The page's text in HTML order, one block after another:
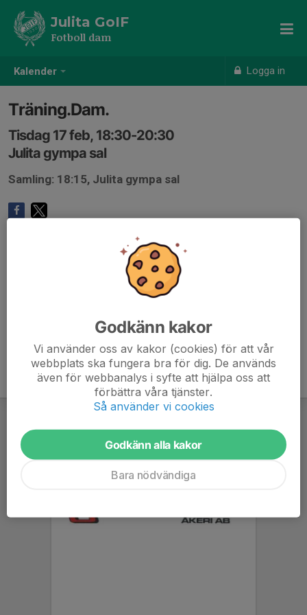
Kalender Logga in
Julita GoIF
Fotboll dam
Träning.Dam.
Tisdag 17 feb, 18:30-20:30
Julita gympa sal
Samling: 18:15, Julita gympa sal
Godkänn kakor
Vi använder oss av kakor (cookies) för att vår
webbplats ska fungera bra för dig. De används
även för webbanalys i syfte att hjälpa oss att
förbättra våra tjänster.
Så använder vi cookies
Godkänn alla kakor
Bara nödvändiga